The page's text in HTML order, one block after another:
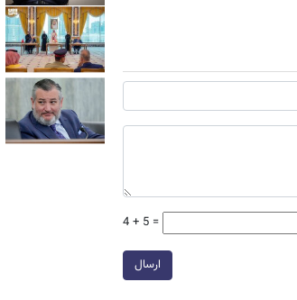
4 + 5 =
ارسال